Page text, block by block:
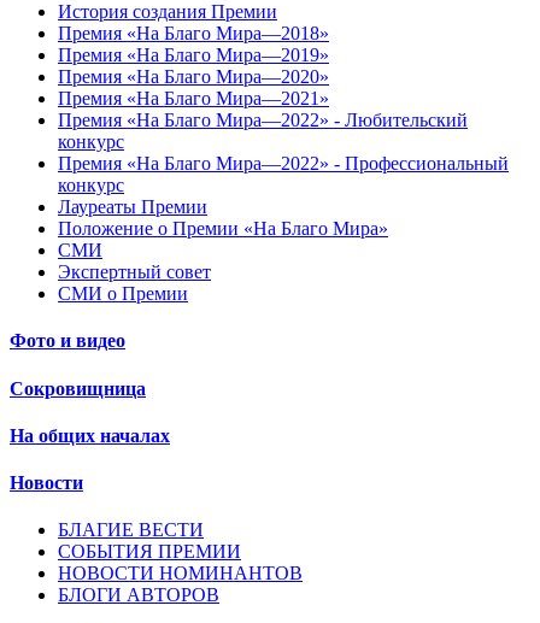
История создания Премии
Премия «На Благо Мира—2018»
Премия «На Благо Мира—2019»
Премия «На Благо Мира—2020»
Премия «На Благо Мира—2021»
Премия «На Благо Мира—2022» - Любительский
конкурс
Премия «На Благо Мира—2022» - Профессиональный
конкурс
Лауреаты Премии
Положение о Премии «На Благо Мира»
СМИ
Экспертный совет
СМИ о Премии
Фото и видео
Сокровищница
На общих началах
Новости
БЛАГИЕ ВЕСТИ
СОБЫТИЯ ПРЕМИИ
НОВОСТИ НОМИНАНТОВ
БЛОГИ АВТОРОВ